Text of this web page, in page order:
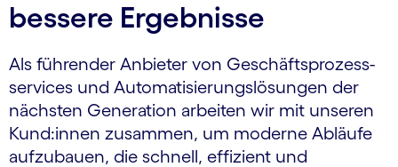
bessere Ergebnisse
Als führender Anbieter von Geschäfts­prozess­
services und Automatisierungs­lösungen der
nächsten Generation arbeiten wir mit unseren
Kund:innen zusammen, um moderne Abläufe
aufzubauen, die schnell, effizient und